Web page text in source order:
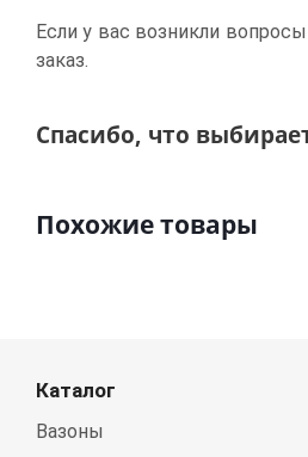
Если у вас возникли
заказ.
Спасибо, что
Похожие товары
Каталог
Вазоны